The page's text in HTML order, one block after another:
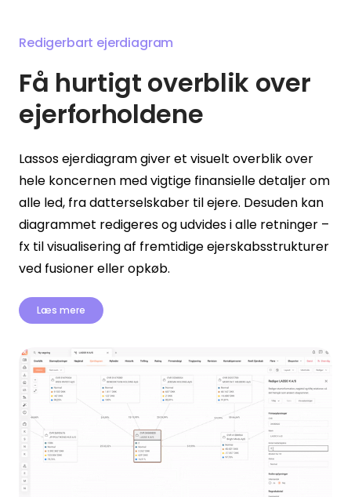
Redigerbart ejerdiagram
Få hurtigt overblik over
ejerforholdene
Lassos ejerdiagram giver et visuelt overblik over
hele koncernen med vigtige finansielle detaljer om
alle led, fra datterselskaber til ejere. Desuden kan
diagrammet redigeres og udvides i alle retninger –
fx til visualisering af fremtidige ejerskabsstrukturer
ved fusioner eller opkøb.
Læs mere